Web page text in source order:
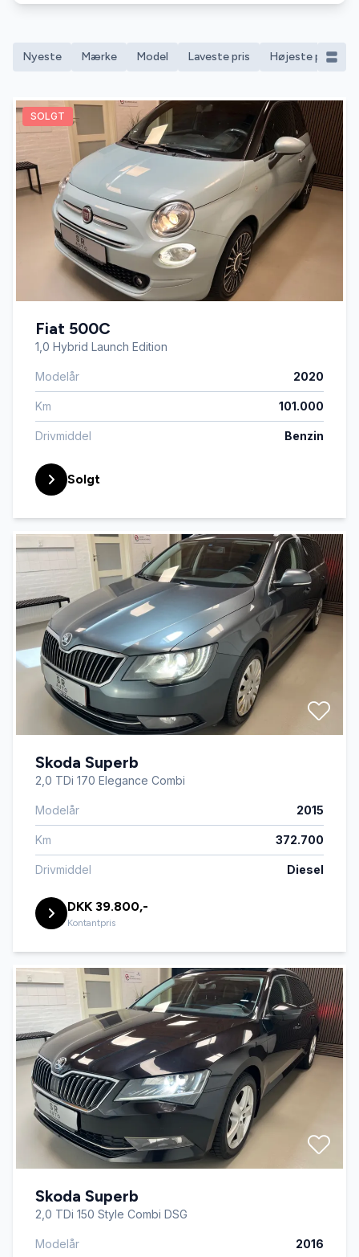
Nyeste Mærke Model Laveste pris Højeste pris
SOLGT
Fiat 500C
1,0 Hybrid Launch Edition
Modelår 2020
Km 101.000
Drivmiddel Benzin
Solgt
Skoda Superb
2,0 TDi 170 Elegance Combi
Modelår 2015
Km 372.700
Drivmiddel Diesel
DKK 39.800,-
Kontantpris
Skoda Superb
2,0 TDi 150 Style Combi DSG
Modelår 2016